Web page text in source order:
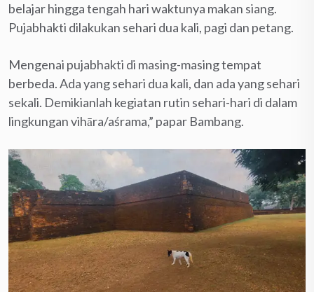
belajar hingga tengah hari waktunya makan siang.
Pujabhakti dilakukan sehari dua kali, pagi dan petang.
Mengenai pujabhakti di masing-masing tempat
berbeda. Ada yang sehari dua kali, dan ada yang sehari
sekali. Demikianlah kegiatan rutin sehari-hari di dalam
lingkungan vihāra/aśrama,” papar Bambang.